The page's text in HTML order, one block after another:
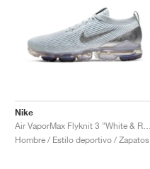
Nike
Hombre / Estilo deportivo / Zapatos